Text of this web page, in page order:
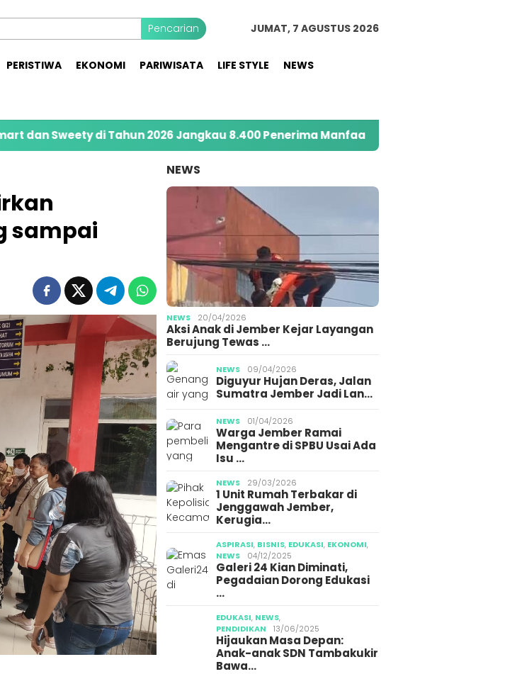
Pencarian JUMAT, 7 AGUSTUS 2026
PERISTIWA EKONOMI PARIWISATA LIFE STYLE NEWS
2026 Jangkau 8.400 Penerima Manfaat melalui Program Sahabat Posyandu
sampai
NEWS
NEWS 20/04/2026
Aksi Anak di Jember Kejar Layangan
Berujung Tewas …
NEWS 09/04/2026
Diguyur Hujan Deras, Jalan
Sumatra Jember Jadi Lan…
NEWS 01/04/2026
Warga Jember Ramai
Mengantre di SPBU Usai Ada
Isu …
NEWS 29/03/2026
1 Unit Rumah Terbakar di
Jenggawah Jember,
Kerugia…
ASPIRASI, BISNIS, EDUKASI, EKONOMI,
NEWS
04/12/2025
Galeri 24 Kian Diminati,
Pegadaian Dorong Edukasi
…
EDUKASI, NEWS,
PENDIDIKAN
13/06/2025
Hijaukan Masa Depan:
Anak-anak SDN Tambakukir
Bawa…